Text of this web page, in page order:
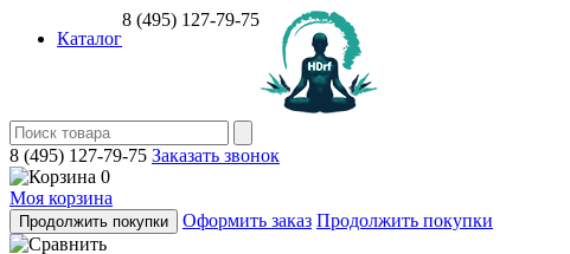
Каталог
8 (495) 127-79-75
8 (495) 127-79-75 Заказать звонок
0
Моя корзина
Продолжить покупки Оформить заказ Продолжить покупки